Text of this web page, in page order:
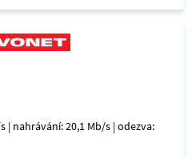
| nahrávání: 20,1 Mb/s | odezva: